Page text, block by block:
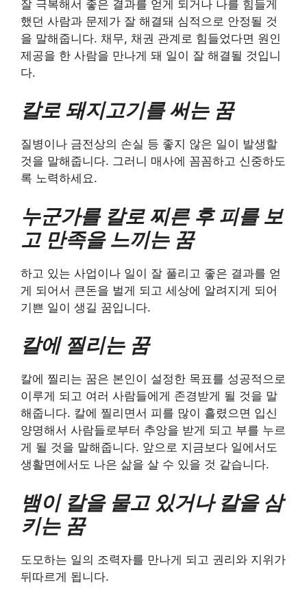
잘 극복해서 좋은 결과를 얻게 되거나 나를 힘들게
했던 사람과 문제가 잘 해결돼 심적으로 안정될 것
을 말해줍니다. 채무, 채권 관계로 힘들었다면 원인
제공을 한 사람을 만나게 돼 일이 잘 해결될 것입니
다.
칼로 돼지고기를 써는 꿈
질병이나 금전상의 손실 등 좋지 않은 일이 발생할
것을 말해줍니다. 그러니 매사에 꼼꼼하고 신중하도
록 노력하세요.
누군가를 칼로 찌른 후 피를 보
고 만족을 느끼는 꿈
하고 있는 사업이나 일이 잘 풀리고 좋은 결과를 얻
게 되어서 큰돈을 벌게 되고 세상에 알려지게 되어
기쁜 일이 생길 꿈입니다.
칼에 찔리는 꿈
칼에 찔리는 꿈은 본인이 설정한 목표를 성공적으로
이루게 되고 여러 사람들에게 존경받게 될 것을 말
해줍니다. 칼에 찔리면서 피를 많이 흘렸으면 입신
양명해서 사람들로부터 추앙을 받게 되고 부를 누르
게 될 것을 말해줍니다. 앞으로 지금보다 일에서도
생활면에서도 나은 삶을 살 수 있을 것 같습니다.
뱀이 칼을 물고 있거나 칼을 삼
키는 꿈
도모하는 일의 조력자를 만나게 되고 권리와 지위가
뒤따르게 됩니다.